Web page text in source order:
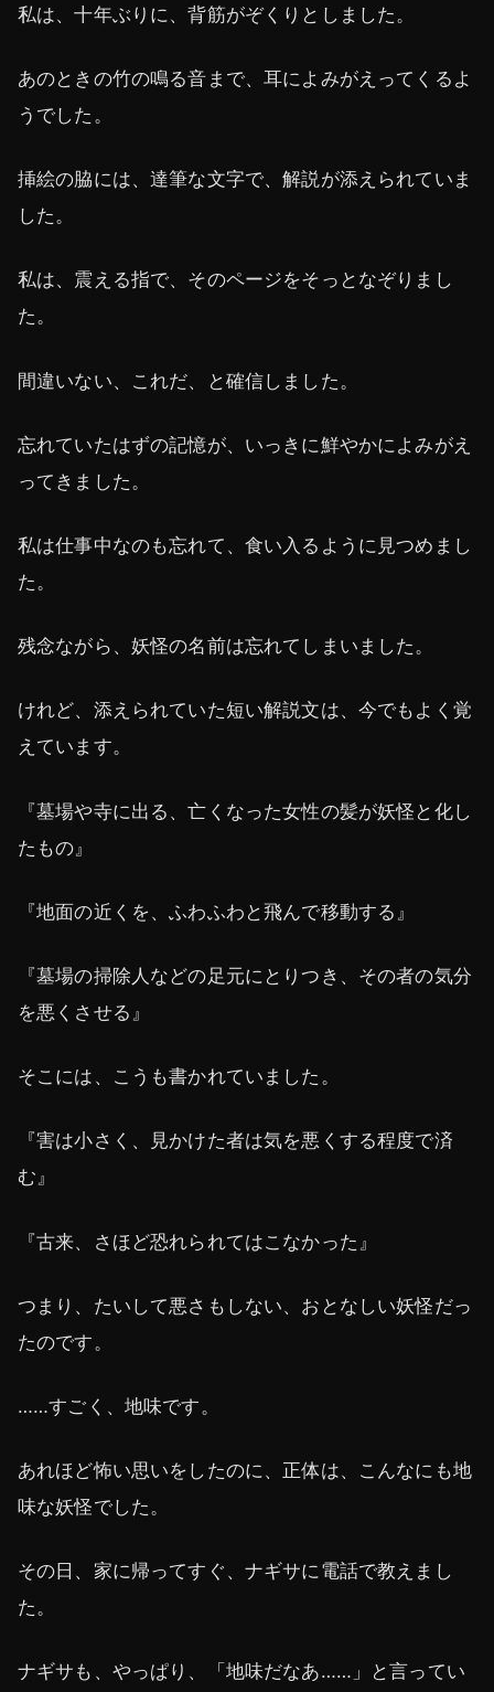
私は、十年ぶりに、背筋がぞくりとしました。
あのときの竹の鳴る音まで、耳によみがえってくるよ
うでした。
挿絵の脇には、達筆な文字で、解説が添えられていま
した。
私は、震える指で、そのページをそっとなぞりまし
た。
間違いない、これだ、と確信しました。
忘れていたはずの記憶が、いっきに鮮やかによみがえ
ってきました。
私は仕事中なのも忘れて、食い入るように見つめまし
た。
残念ながら、妖怪の名前は忘れてしまいました。
けれど、添えられていた短い解説文は、今でもよく覚
えています。
『墓場や寺に出る、亡くなった女性の髪が妖怪と化し
たもの』
『地面の近くを、ふわふわと飛んで移動する』
『墓場の掃除人などの足元にとりつき、その者の気分
を悪くさせる』
そこには、こうも書かれていました。
『害は小さく、見かけた者は気を悪くする程度で済
む』
『古来、さほど恐れられてはこなかった』
つまり、たいして悪さもしない、おとなしい妖怪だっ
たのです。
……すごく、地味です。
あれほど怖い思いをしたのに、正体は、こんなにも地
味な妖怪でした。
その日、家に帰ってすぐ、ナギサに電話で教えまし
た。
ナギサも、やっぱり、「地味だなあ……」と言ってい